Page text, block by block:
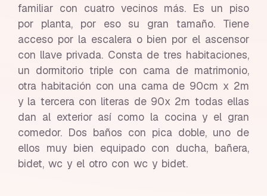
familiar con cuatro vecinos más. Es un piso
por planta, por eso su gran tamaño. Tiene
acceso por la escalera o bien por el ascensor
con llave privada. Consta de tres habitaciones,
un dormitorio triple con cama de matrimonio,
otra habitación con una cama de 90cm x 2m
y la tercera con literas de 90x 2m todas ellas
dan al exterior así como la cocina y el gran
comedor. Dos baños con pica doble, uno de
ellos muy bien equipado con ducha, bañera,
bidet, wc y el otro con wc y bidet.